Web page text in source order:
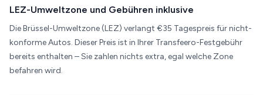
LEZ-Umweltzone und Gebühren inklusive
Die Brüssel-Umweltzone (LEZ) verlangt €35 Tagespreis für nicht-
konforme Autos. Dieser Preis ist in Ihrer Transfeero-Festgebühr
bereits enthalten – Sie zahlen nichts extra, egal welche Zone
befahren wird.